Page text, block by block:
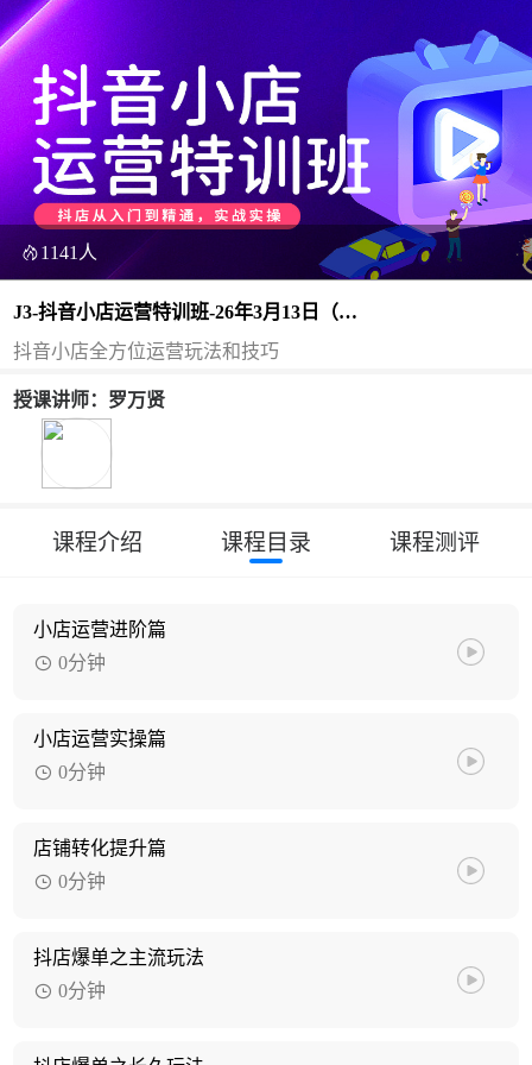
1141人
J3-抖音小店运营特训班-26年3月13日（双
师）
抖音小店全方位运营玩法和技巧
授课讲师：罗万贤
课程介绍 课程目录 课程测评
小店运营进阶篇
0分钟
小店运营实操篇
0分钟
店铺转化提升篇
0分钟
抖店爆单之主流玩法
0分钟